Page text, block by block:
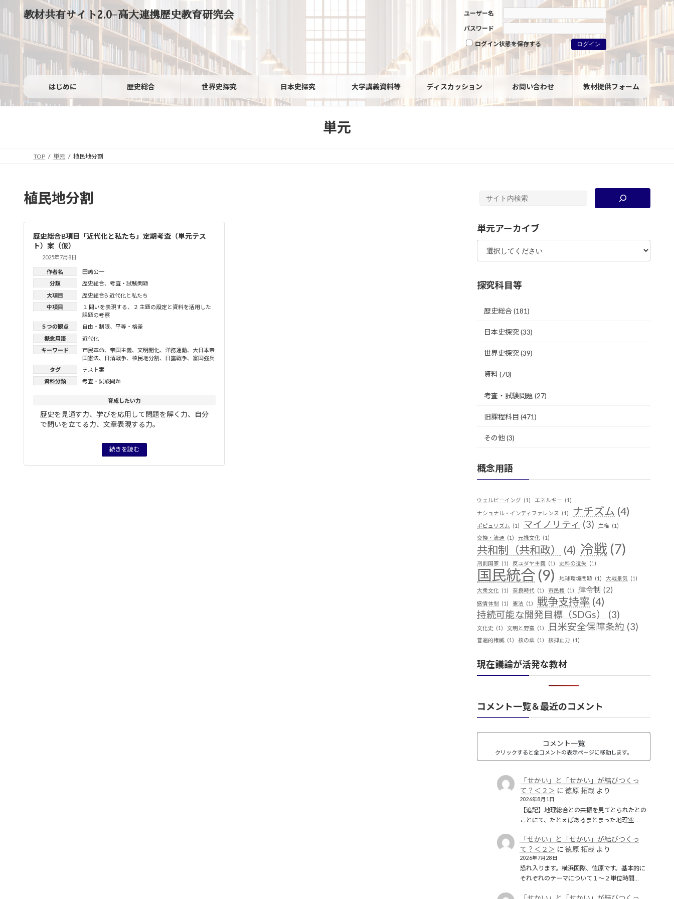
ン
ッ
ー
移
教材共有サイト2.0−高大連携歴史教育研究会
ユーザー名
パスワード
ログイン状態を保存する
はじめに 歴史総合 世界史探究 日本史探究 大学講義資料等 ディスカッション お問い合わせ 教材提供フォーム
単元
TOP 単元 植民地分割
植民地分割
歴史総合B項目「近代化と私たち」定期考査（単元テス
ト）案（仮）
2025年7月8日
タグ テスト案
作者名 田嶋公一
大項目
歴史総合B 近代化と私たち
中項目
１ 問いを表現する、
２ 主題の設定と資料を活用した
課題の考察
５つの観点
自由・制限、 平等・格差
概念用語
近代化
キーワード
市民革命、 帝国主義、 文明開化、 洋務運動、
大日本帝
国憲法、 日清戦争、 植民地分割 、 日露戦争、 富国強兵
分類 歴史総合、 考査・試験問題
資料分類 考査・試験問題
続きを読む
育成したい力
歴史を見通す力、学びを応用して問題を解く力、自分
で問いを立てる力、文章表現する力。
単元アーカイブ
探究科目等
歴史総合(181)
日本史探究(33)
世界史探究(39)
資料(70)
考査・試験問題 (27)
旧課程科目 (471)
その他(3)
概念用語
ウェルビーイング (1) エネルギー (1)
ナショナル・インディファレンス
(1) ナチズム (4)
ポピュリズム (1) マイノリティ (3) 主権 (1)
交換・流通 (1) 元禄文化 (1)
共和制（共和政） (4) 冷戦 (7)
刑罰国家 (1) 反ユダヤ主義 (1) 史料の遺失 (1)
国民統合 (9) 地球環境問題 (1) 大戦景気 (1)
大衆文化 (1) 奈良時代 (1) 市民権 (1) 律令制 (2)
感情体制 (1) 憲法 (1) 戦争支持率 (4)
持続可能な開発目標（SDGs） (3)
文化史 (1) 文明と野蛮 (1) 日米安全保障条約 (3)
普遍的権威 (1) 核の傘 (1) 核抑止力 (1)
歴史実践 (1) 民族独立運動
都城制 (1) 鎖国(4) 革命 (1)
現在議論が活発な教材
コメント一覧＆最近のコメント
コメント一覧
クリックすると全コメントの表示ページに移動します。
「せかい」と「せかい」が結びつくっ
て？＜２＞ に 徳原 拓哉 より
2026年8月1日
【追記】地理総合との共振を見てとられたとの
ことにて、たとえばあるまとまった地理空…
「せかい」と「せかい」が結びつくっ
て？＜２＞ に 徳原 拓哉 より
2026年7月28日
恐れ入ります。横浜国際、徳原です。基本的に
それぞれのテーマについて１〜２単位時間…